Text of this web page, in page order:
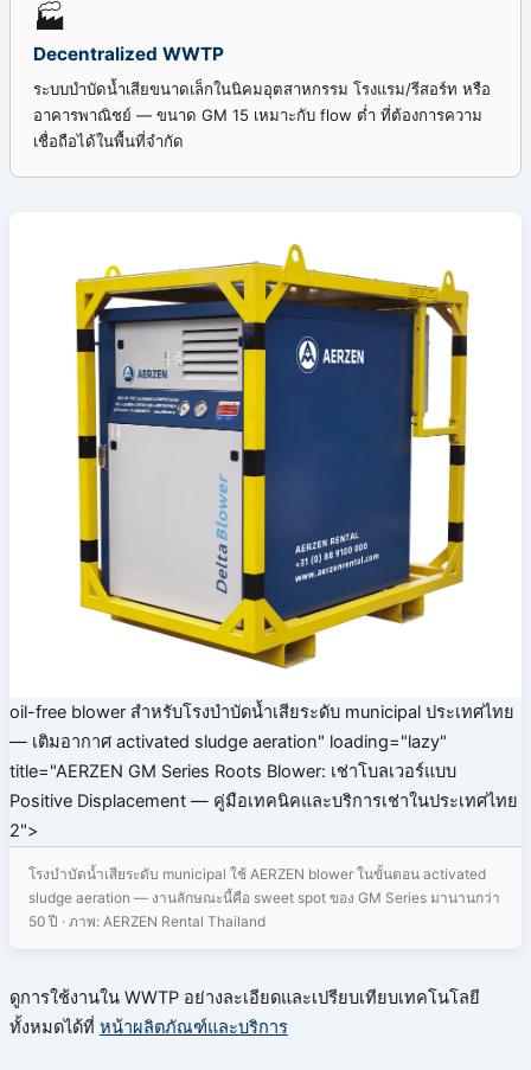
🏭
Decentralized WWTP
ระบบบำบัดน้ำเสียขนาดเล็กในนิคมอุตสาหกรรม โรงแรม/รีสอร์ท หรือ
อาคารพาณิชย์ — ขนาด GM 15 เหมาะกับ flow ต่ำ ที่ต้องการความ
เชื่อถือได้ในพื้นที่จำกัด
oil-free blower สำหรับโรงบำบัดน้ำเสียระดับ municipal ประเทศไทย
— เติมอากาศ activated sludge aeration" loading="lazy"
title="AERZEN GM Series Roots Blower: เช่าโบลเวอร์แบบ
Positive Displacement — คู่มือเทคนิคและบริการเช่าในประเทศไทย
2">
โรงบำบัดน้ำเสียระดับ municipal ใช้ AERZEN blower ในขั้นตอน activated
sludge aeration — งานลักษณะนี้คือ sweet spot ของ GM Series มานานกว่า
50 ปี · ภาพ: AERZEN Rental Thailand
ดูการใช้งานใน WWTP อย่างละเอียดและเปรียบเทียบเทคโนโลยี
ทั้งหมดได้ที่ หน้าผลิตภัณฑ์และบริการ